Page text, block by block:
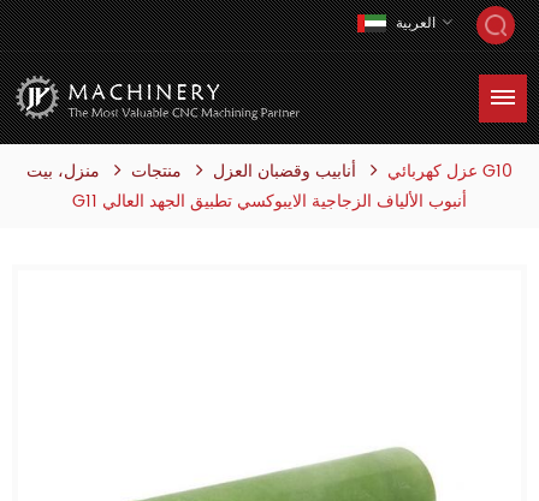
العربية
منزل، بيت منتجات أنابيب وقضبان العزل
عزل كهربائي G10
G11 أنبوب الألياف الزجاجية الايبوكسي تطبيق الجهد العالي